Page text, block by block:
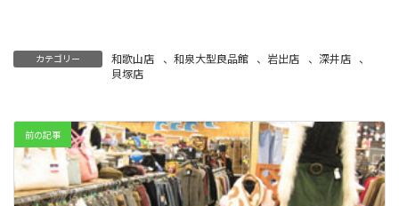
カテゴリー 和歌山店 、 和泉大型良品館 、 岩出店 、 深井店
、
貝塚店
前の記事